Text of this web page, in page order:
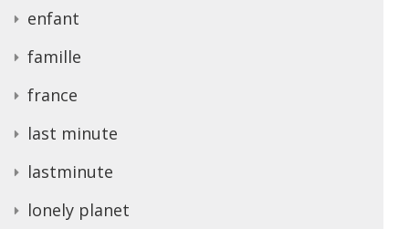
enfant
famille
france
last minute
lastminute
lonely planet